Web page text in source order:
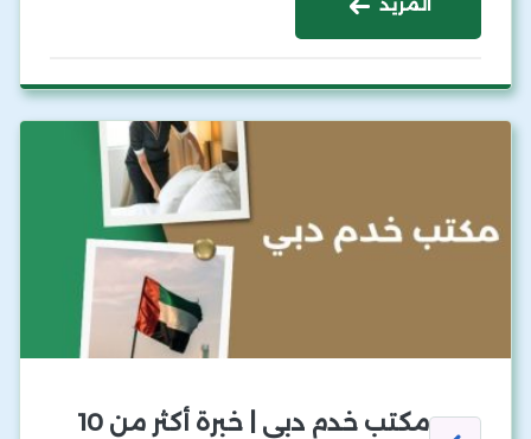
المزيد
مكتب خدم دبي | خبرة أكثر من 10